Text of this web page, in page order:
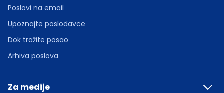
Poslovi na email
Upoznajte poslodavce
Dok tražite posao
Arhiva poslova
Za medije